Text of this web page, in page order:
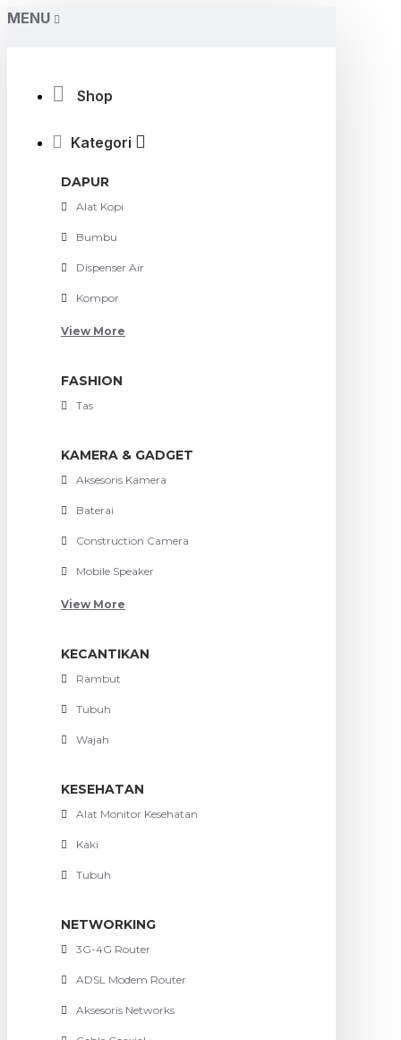
MENU
Shop
Kategori
DAPUR
Alat Kopi
Bumbu
Dispenser Air
Kompor
View More
FASHION
Tas
KAMERA & GADGET
Aksesoris Kamera
Baterai
Construction Camera
Mobile Speaker
View More
KECANTIKAN
Rambut
Tubuh
Wajah
KESEHATAN
Alat Monitor Kesehatan
Kaki
Tubuh
NETWORKING
3G-4G Router
ADSL Modem Router
Aksesoris Networks